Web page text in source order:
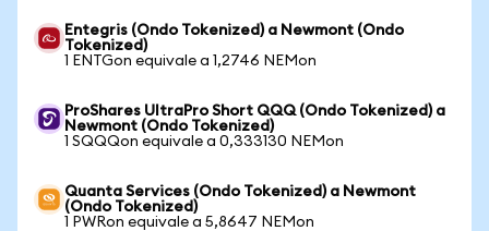
Entegris (Ondo Tokenized) a Newmont (Ondo
Tokenized)
1 ENTGon equivale a 1,2746 NEMon
ProShares UltraPro Short QQQ (Ondo Tokenized) a
Newmont (Ondo Tokenized)
1 SQQQon equivale a 0,333130 NEMon
Quanta Services (Ondo Tokenized) a Newmont
(Ondo Tokenized)
1 PWRon equivale a 5,8647 NEMon